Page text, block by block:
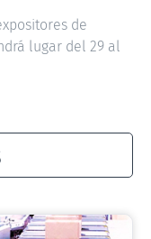
de
lugar del 29 al